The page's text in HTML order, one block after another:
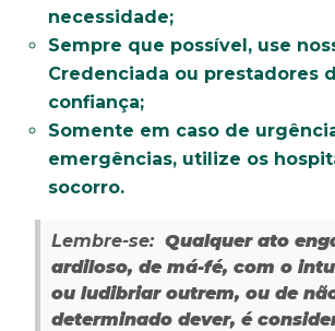
necessidade;
Sempre que possível, use
Credenciada ou prestadores
confiança;
Somente em caso de
emergências, utilize os
socorro.
Lembre-se: Qualquer ato
ardiloso, de má-fé, com o
ou ludibriar outrem, ou de
determinado dever, é